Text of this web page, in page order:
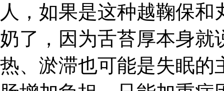
人，如果是这种越鞠保
奶了，因为舌苔厚本身就
热、淤滞也可能是失眠的